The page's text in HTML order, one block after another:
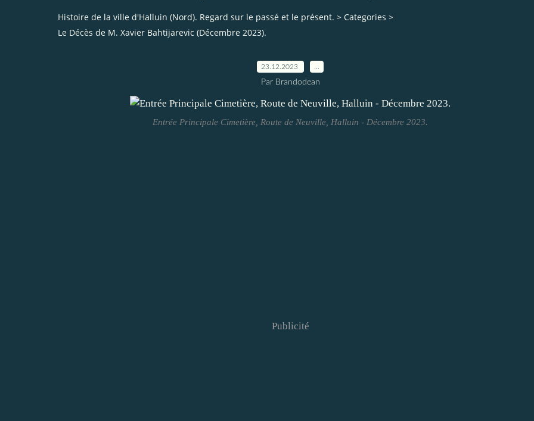
Histoire de la ville d'Halluin (Nord). Regard sur le passé et le présent. > Categories >
Le Décès de M. Xavier Bahtijarevic (Décembre 2023).
23.12.2023
Par Brandodean
Entrée Principale Cimetière, Route de Neuville, Halluin - Décembre 2023.
Publicité